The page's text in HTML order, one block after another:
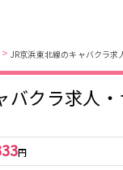
> JR京浜東北線のキャバクラ
バクラ求人
円
池袋
線
上野駅